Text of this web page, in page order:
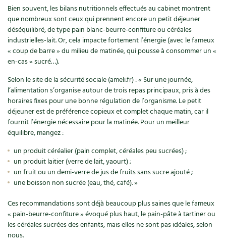
Cuisine saine
Manger bio
Cures, régimes
Dessert, Boulangerie
Techniques, conservation, organisation
Agenda, calendrier
NOUVEAUTÉS
Feuilleter le catalogue
Le magazineLes 4 saisons
Stages
Séjourner en Trièves
Nous contacter
Outils et ustensiles du jardin
Biodiversité
Petit élevage
Cuisine saine
Recettes de printemps
Recettes sans gluten
Les chroniques de Marie
Forums
Jardin bio
Habitat écologique
Cuisine saine
Soins naturels
Société et alternatives
Les 4 saisons& vous
Entre abonné·es
Bien souvent, les bilans nutritionnels effectués au cabinet montrent
que nombreux sont ceux qui prennent encore un petit déjeuner
déséquilibré, de type pain blanc-beurre-confiture ou céréales
industrielles-lait. Or, cela impacte fortement l’énergie (avec le fameux
« coup de barre » du milieu de matinée, qui pousse à consommer un «
en-cas » sucré…).
Selon le site de la sécurité sociale (ameli.fr) : « Sur une journée,
l’alimentation s’organise autour de trois repas principaux, pris à des
horaires fixes pour une bonne régulation de l’organisme. Le petit
déjeuner est de préférence copieux et complet chaque matin, car il
fournit l’énergie nécessaire pour la matinée. Pour un meilleur
équilibre, mangez :
un produit céréalier (pain complet, céréales peu sucrées) ;
un produit laitier (verre de lait, yaourt) ;
un fruit ou un demi-verre de jus de fruits sans sucre ajouté ;
une boisson non sucrée (eau, thé, café). »
Ces recommandations sont déjà beaucoup plus saines que le fameux
« pain-beurre-confiture » évoqué plus haut, le pain-pâte à tartiner ou
les céréales sucrées des enfants, mais elles ne sont pas idéales, selon
nous.